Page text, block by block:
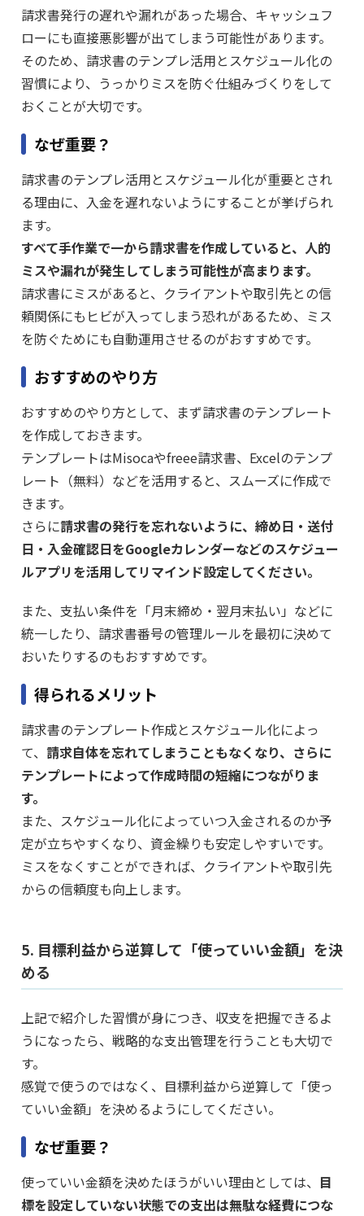
請求書発行の遅れや漏れがあった場合、キャッシュフ
ローにも直接悪影響が出てしまう可能性があります。
そのため、請求書のテンプレ活用とスケジュール化の
習慣により、うっかりミスを防ぐ仕組みづくりをして
おくことが大切です。
なぜ重要？
請求書のテンプレ活用とスケジュール化が重要とされ
る理由に、入金を遅れないようにすることが挙げられ
ます。
すべて手作業で一から請求書を作成していると、人的
ミスや漏れが発生してしまう可能性が高まります。
請求書にミスがあると、クライアントや取引先との信
頼関係にもヒビが入ってしまう恐れがあるため、ミス
を防ぐためにも自動運用させるのがおすすめです。
おすすめのやり方
おすすめのやり方として、まず請求書のテンプレート
を作成しておきます。
テンプレートはMisocaやfreee請求書、Excelのテンプ
レート（無料）などを活用すると、スムーズに作成で
きます。
さらに請求書の発行を忘れないように、締め日・送付
日・入金確認日をGoogleカレンダーなどのスケジュー
ルアプリを活用してリマインド設定してください。
また、支払い条件を「月末締め・翌月末払い」などに
統一したり、請求書番号の管理ルールを最初に決めて
おいたりするのもおすすめです。
得られるメリット
請求書のテンプレート作成とスケジュール化によっ
て、 請求自体を忘れてしまうこともなくなり、さらに
テンプレートによって作成時間の短縮につながりま
す。
また、スケジュール化によっていつ入金されるのか予
定が立ちやすくなり、資金繰りも安定しやすいです。
ミスをなくすことができれば、クライアントや取引先
からの信頼度も向上します。
5. 目標利益から逆算して「使っていい金額」を決
める
上記で紹介した習慣が身につき、収支を把握できるよ
うになったら、戦略的な支出管理を行うことも大切で
す。
感覚で使うのではなく、目標利益から逆算して「使っ
ていい金額」を決めるようにしてください。
なぜ重要？
使っていい金額を決めたほうがいい理由としては、 目
標を設定していない状態での支出は無駄な経費につな